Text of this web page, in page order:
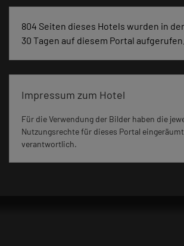
804 Seiten dieses Hotels wurden in
30 Tagen auf diesem Portal aufgerufen.
Impressum zum Hotel
Für die Verwendung der Bilder haben die
Nutzungsrechte für dieses Portal
verantwortlich.